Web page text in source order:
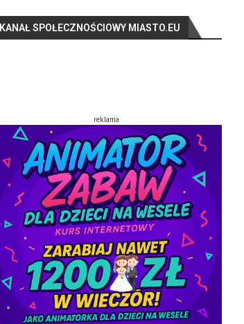
KANAŁ SPOŁECZNOŚCIOWY MIASTO.EU
reklama